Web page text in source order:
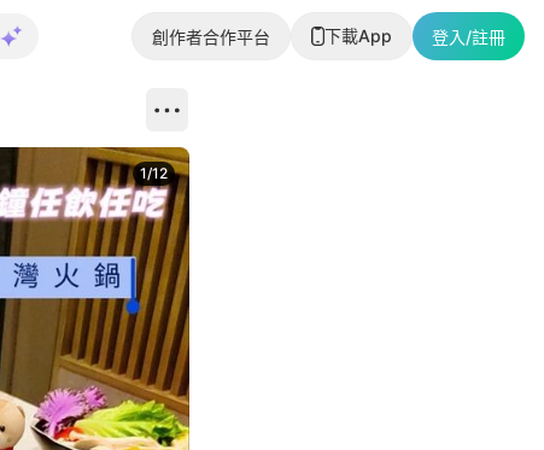
創作者合作平台 下載App 登入/註冊
1/12